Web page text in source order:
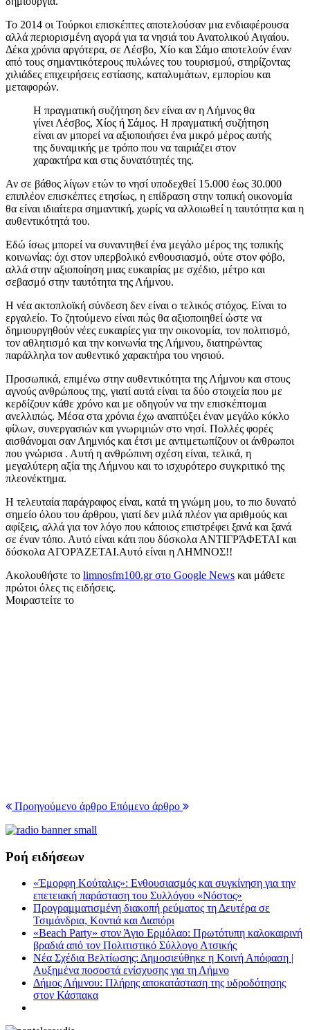
Το 2014 οι Τούρκοι επισκέπτες αποτελούσαν μια ενδιαφέρουσα
αλλά περιορισμένη αγορά για τα νησιά του Ανατολικού Αιγαίου.
Δέκα χρόνια αργότερα, σε Λέσβο, Χίο και Σάμο αποτελούν έναν
από τους σημαντικότερους πυλώνες του τουρισμού, στηρίζοντας
χιλιάδες επιχειρήσεις εστίασης, καταλυμάτων, εμπορίου και
μεταφορών.
Η πραγματική συζήτηση δεν είναι αν η Λήμνος θα
γίνει Λέσβος, Χίος ή Σάμος. Η πραγματική συζήτηση
είναι αν μπορεί να αξιοποιήσει ένα μικρό μέρος αυτής
της δυναμικής με τρόπο που να ταιριάζει στον
χαρακτήρα και στις δυνατότητές της.
Αν σε βάθος λίγων ετών το νησί υποδεχθεί 15.000 έως 30.000
επιπλέον επισκέπτες ετησίως, η επίδραση στην τοπική οικονομία
θα είναι ιδιαίτερα σημαντική, χωρίς να αλλοιωθεί η ταυτότητα και η
αυθεντικότητά του.
Εδώ ίσως μπορεί να συναντηθεί ένα μεγάλο μέρος της τοπικής
κοινωνίας: όχι στον υπερβολικό ενθουσιασμό, ούτε στον φόβο,
αλλά στην αξιοποίηση μιας ευκαιρίας με σχέδιο, μέτρο και
σεβασμό στην ταυτότητα της Λήμνου.
Η νέα ακτοπλοϊκή σύνδεση δεν είναι ο τελικός στόχος. Είναι το
εργαλείο. Το ζητούμενο είναι πώς θα αξιοποιηθεί ώστε να
δημιουργηθούν νέες ευκαιρίες για την οικονομία, τον πολιτισμό,
τον αθλητισμό και την κοινωνία της Λήμνου, διατηρώντας
παράλληλα τον αυθεντικό χαρακτήρα του νησιού.
Προσωπικά, επιμένω στην αυθεντικότητα της Λήμνου και στους
αγνούς ανθρώπους της, γιατί αυτά είναι τα δύο στοιχεία που με
κερδίζουν κάθε χρόνο και με οδηγούν να την επισκέπτομαι
ανελλιπώς. Μέσα στα χρόνια έχω αναπτύξει έναν μεγάλο κύκλο
φίλων, συνεργασιών και γνωριμιών στο νησί. Πολλές φορές
αισθάνομαι σαν Λημνιός και έτσι με αντιμετωπίζουν οι άνθρωποι
που γνώρισα . Αυτή η ανθρώπινη σχέση είναι, τελικά, η
μεγαλύτερη αξία της Λήμνου και το ισχυρότερο συγκριτικό της
πλεονέκτημα.
Η τελευταία παράγραφος είναι, κατά τη γνώμη μου, το πιο δυνατό
σημείο όλου του άρθρου, γιατί δεν μιλά πλέον για αριθμούς και
αφίξεις, αλλά για τον λόγο που κάποιος επιστρέφει ξανά και ξανά
σε έναν τόπο. Αυτό είναι κάτι που δύσκολα ΑΝΤΙΓΡΆΦΕΤΑΙ και
δύσκολα ΑΓΟΡΆΖΕΤΑΙ.Αυτό είναι η ΛΗΜΝΟΣ!!
Ακολουθήστε το limnosfm100.gr στο Google News και μάθετε
πρώτοι όλες τις ειδήσεις.
Μοιραστείτε το
Προηγούμενο άρθρο Επόμενο άρθρο
Ροή ειδήσεων
«Έμορφη Κούταλις»: Ενθουσιασμός και συγκίνηση για την
επετειακή παράσταση του Συλλόγου «Νόστος»
Προγραμματισμένη διακοπή ρεύματος τη Δευτέρα σε
Τσιμάνδρια, Κοντιά και Διαπόρι
«Beach Party» στον Άγιο Ερμόλαο: Πρωτότυπη καλοκαιρινή
βραδιά από τον Πολιτιστικό Σύλλογο Ατσικής
Νέα Σχέδια Βελτίωσης: Δημοσιεύθηκε η Κοινή Απόφαση |
Αυξημένα ποσοστά ενίσχυσης για τη Λήμνο
Δήμος Λήμνου: Πλήρης αποκατάσταση της υδροδότησης
στον Κάσπακα